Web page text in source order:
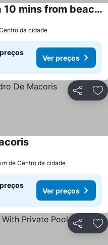
Elegant Luxury Golf Villa 10 mins from beach w/ pool, jacuzzi & covered BBQ area
da cidade
Ver preços
Partilhar
Ver preços
de Centro da cidade
Ver preços
Partilhar